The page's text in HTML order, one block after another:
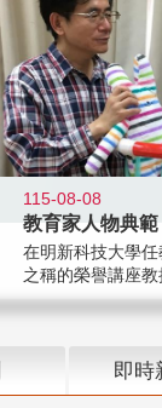
115-08-08
在明新科技大學任
之稱的榮譽講座教
即時